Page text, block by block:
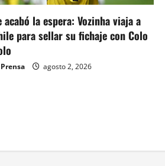
acabó la espera: Vozinha viaja a
para sellar su fichaje con Colo
Prensa agosto 2, 2026